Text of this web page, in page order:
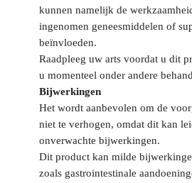
kunnen namelijk de
ingenomen geneesmiddelen of
beïnvloeden.
Raadpleeg uw arts voordat u dit
u momenteel onder andere
Bijwerkingen
Het wordt aanbevolen om de
niet te verhogen, omdat dit kan
onverwachte bijwerkingen.
Dit product kan milde
zoals gastrointestinale